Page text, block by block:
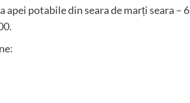
potabile din seara de marți seara – 6